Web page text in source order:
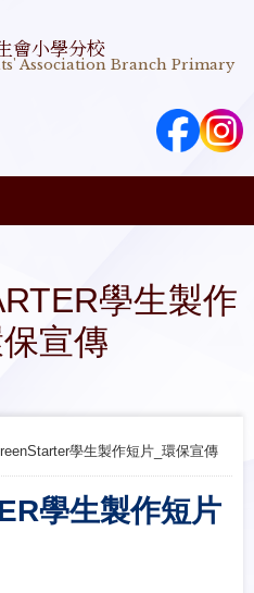
會小學分校
Association Branch Primary
學生製作
宣傳
學生製作短片_環保宣傳
學生製作短片